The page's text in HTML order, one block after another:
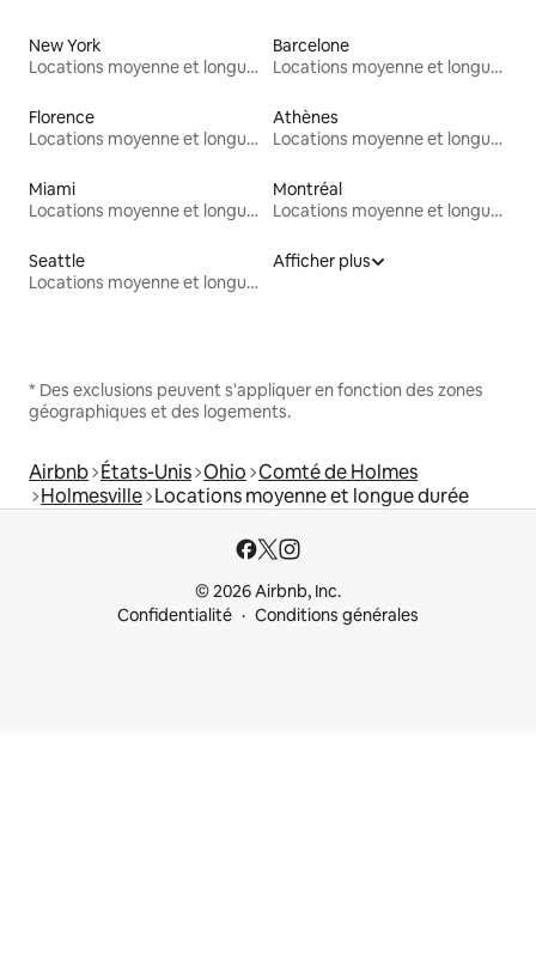
New York
Locations moyenne et longue durée
Barcelone
Locations moyenne et longue durée
Florence
Locations moyenne et longue durée
Athènes
Locations moyenne et longue durée
Miami
Locations moyenne et longue durée
Montréal
Locations moyenne et longue durée
Seattle
Locations moyenne et longue durée
Afficher plus
* Des exclusions peuvent s'appliquer en fonction des zones
géographiques et des logements.
Airbnb États-Unis Ohio Comté de Holmes
Holmesville Locations moyenne et longue durée
© 2026 Airbnb, Inc.
Confidentialité
Conditions générales